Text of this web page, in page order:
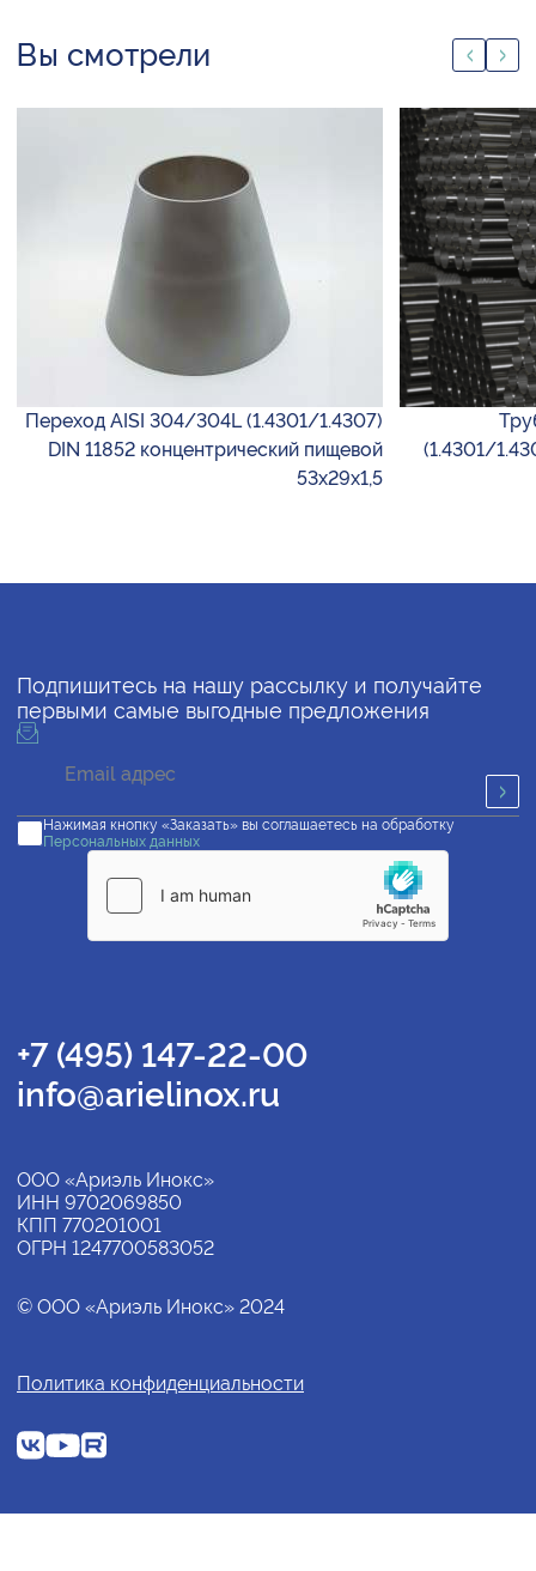
Вы смотрели
Переход AISI 304/304L (1.4301/1.4307)
DIN 11852 концентрический пищевой
53х29х1,5
(1.4301/
Подпишитесь на нашу рассылку и получайте
первыми самые выгодные предложения
Нажимая кнопку «Заказать» вы соглашаетесь на обработку
Персональных данных
+7 (495) 147-22-00
info@arielinox.ru
ООО «Ариэль Инокс»
ИНН 9702069850
КПП 770201001
ОГРН 1247700583052
© ООО «Ариэль Инокс» 2024
Политика конфиденциальности